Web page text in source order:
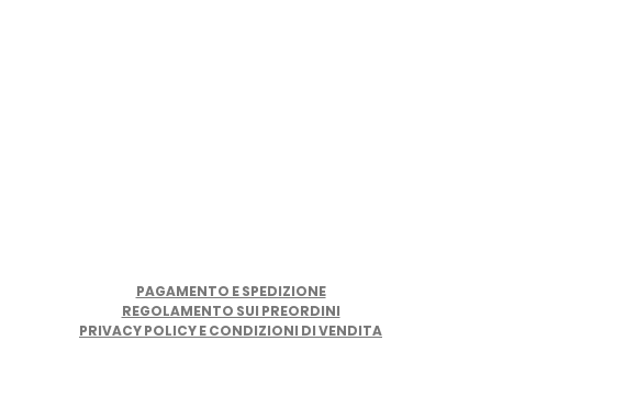
PAGAMENTO E SPEDIZIONE
REGOLAMENTO SUI PREORDINI
PRIVACY POLICY E CONDIZIONI DI VENDITA